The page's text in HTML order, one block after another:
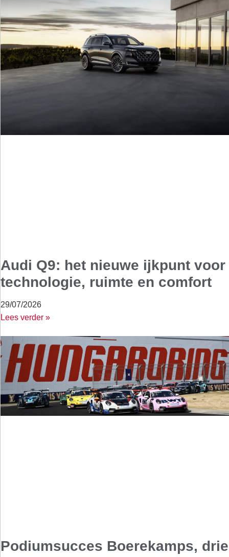
Audi Q9: het nieuwe ijkpunt voor
technologie, ruimte en comfort
29/07/2026
Lees verder »
Podiumsucces Boerekamps, drie